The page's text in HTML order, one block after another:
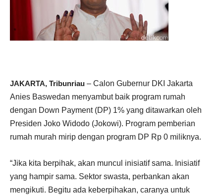
JAKARTA, Tribunriau – Calon Gubernur DKI Jakarta
Anies Baswedan menyambut baik program rumah
dengan Down Payment (DP) 1% yang ditawarkan oleh
Presiden Joko Widodo (Jokowi). Program pemberian
rumah murah mirip dengan program DP Rp 0 miliknya.
“Jika kita berpihak, akan muncul inisiatif sama. Inisiatif
yang hampir sama. Sektor swasta, perbankan akan
mengikuti. Begitu ada keberpihakan, caranya untuk